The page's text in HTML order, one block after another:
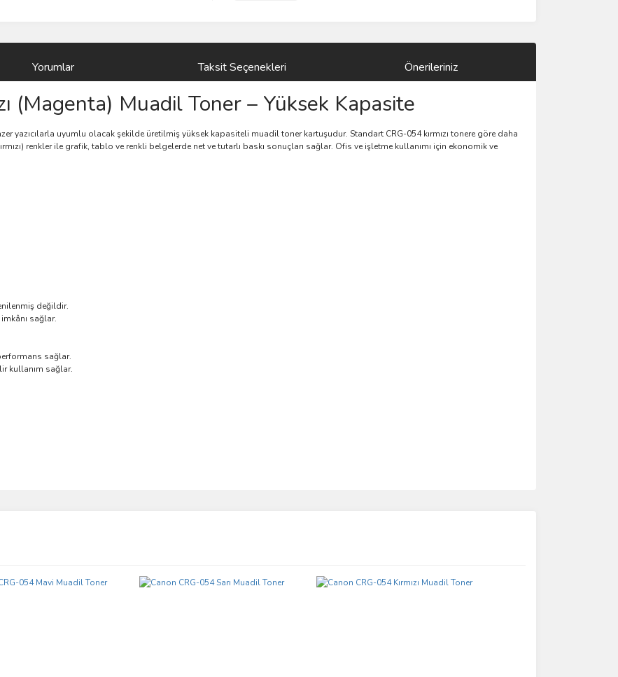
Yorumlar Taksit Seçenekleri Önerileriniz
(Magenta) Muadil Toner – Yüksek Kapasite
yazıcılarla uyumlu olacak şekilde üretilmiş yüksek kapasiteli muadil toner kartuşudur. Standart CRG-054 kırmızı tonere göre daha
renkler ile grafik, tablo ve renkli belgelerde net ve tutarlı baskı sonuçları sağlar. Ofis ve işletme kullanımı için ekonomik ve
değildir.
sağlar.
sağlar.
kullanım sağlar.